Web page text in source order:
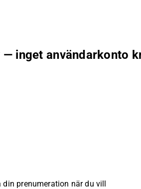
inget användarkonto
din prenumeration när du vill